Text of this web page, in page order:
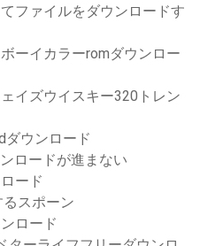
ファイルをダウンロードす
ーイカラーromダウンロー
イズウイスキー320トレン
ダウンロード
ロードが進まない
ード
スポーン
ロード